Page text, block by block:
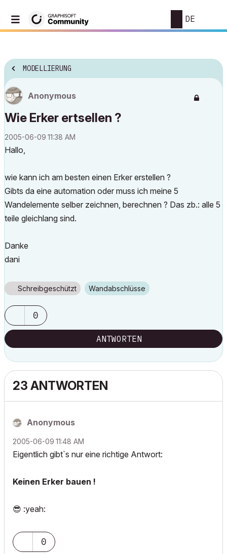
DE
MODELLIERUNG
Anonymous
Wie Erker ertsellen ?
‎2005-06-09 11:38 AM
Hallo,
wie kann ich am besten einen Erker erstellen ?
Gibts da eine automation oder muss ich meine 5
Wandelemente selber zeichnen, berechnen ? Das zb.: alle 5
teile gleichlang sind.
Danke
dani
Schreibgeschützt Wandabschlüsse
0
ANTWORTEN
23 ANTWORTEN
Anonymous
‎2005-06-09 11:48 AM
Eigentlich gibt`s nur eine richtige Antwort:
Keinen Erker bauen !
😎 :yeah:
0